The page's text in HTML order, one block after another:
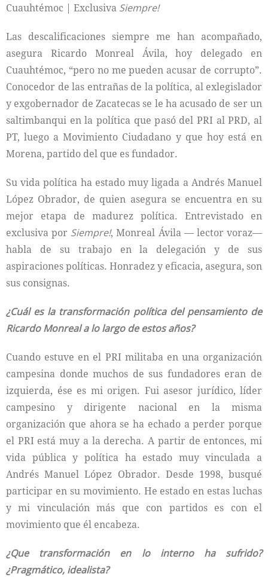
Cuauhtémoc | Exclusiva Siempre!
Las descalificaciones siempre me han acompañado,
asegura Ricardo Monreal Ávila, hoy delegado en
Cuauhtémoc, “pero no me pueden acusar de corrupto”.
Conocedor de las entrañas de la política, al exlegislador
y exgobernador de Zacatecas se le ha acusado de ser un
saltimbanqui en la política que pasó del PRI al PRD, al
PT, luego a Movimiento Ciudadano y que hoy está en
Morena, partido del que es fundador.
Su vida política ha estado muy ligada a Andrés Manuel
López Obrador, de quien asegura se encuentra en su
mejor etapa de madurez política. Entrevistado en
exclusiva por Siempre!, Monreal Ávila — lector voraz—
habla de su trabajo en la delegación y de sus
aspiraciones políticas. Honradez y eficacia, asegura, son
sus consignas.
¿Cuál es la transformación política del pensamiento de
Ricardo Monreal a lo largo de estos años?
Cuando estuve en el PRI militaba en una organización
campesina donde muchos de sus fundadores eran de
izquierda, ése es mi origen. Fui asesor jurídico, líder
campesino y dirigente nacional en la misma
organización que ahora se ha echado a perder porque
el PRI está muy a la derecha. A partir de entonces, mi
vida pública y política ha estado muy vinculada a
Andrés Manuel López Obrador. Desde 1998, busqué
participar en su movimiento. He estado en estas luchas
y mi vinculación más que con partidos es con el
movimiento que él encabeza.
¿Que transformación en lo interno ha sufrido?
¿Pragmático, idealista?